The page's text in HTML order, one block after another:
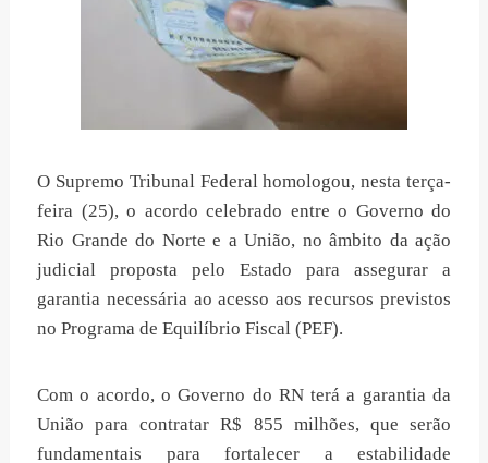
O Supremo Tribunal Federal homologou, nesta terça-
feira (25), o acordo celebrado entre o Governo do
Rio Grande do Norte e a União, no âmbito da ação
judicial proposta pelo Estado para assegurar a
garantia necessária ao acesso aos recursos previstos
no Programa de Equilíbrio Fiscal (PEF).
Com o acordo, o Governo do RN terá a garantia da
União para contratar R$ 855 milhões, que serão
fundamentais para fortalecer a estabilidade